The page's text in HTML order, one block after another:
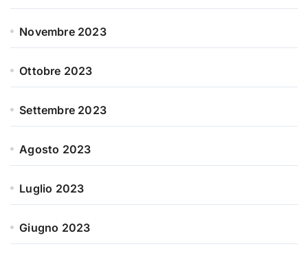
Novembre 2023
Ottobre 2023
Settembre 2023
Agosto 2023
Luglio 2023
Giugno 2023